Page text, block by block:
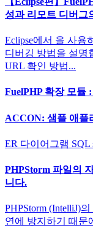
성과 리모트 디버그
Eclipse에서 을 사용
디버깅 방법을 설명
URL 확인 방법...
FuelPHP 확장 모듈
ACCON: 샘플 애플
ER 다이어그램 SQL
PHPStorm 파일의
니다.
PHPStorm (IntelliJ)
연에 방지하기 때문